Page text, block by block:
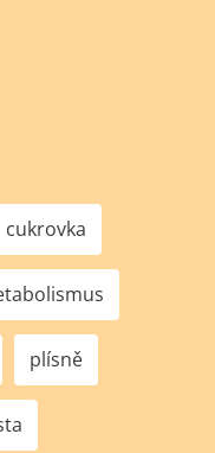
cukrovka
plísně